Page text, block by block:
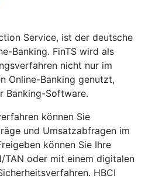
Service, ist der deutsche
Banking. FinTS wird als
nicht nur im
Online-Banking genutzt,
Banking-Software.
können Sie
und Umsatzabfragen im
können Sie Ihre
TAN oder mit einem digitalen
HBCI